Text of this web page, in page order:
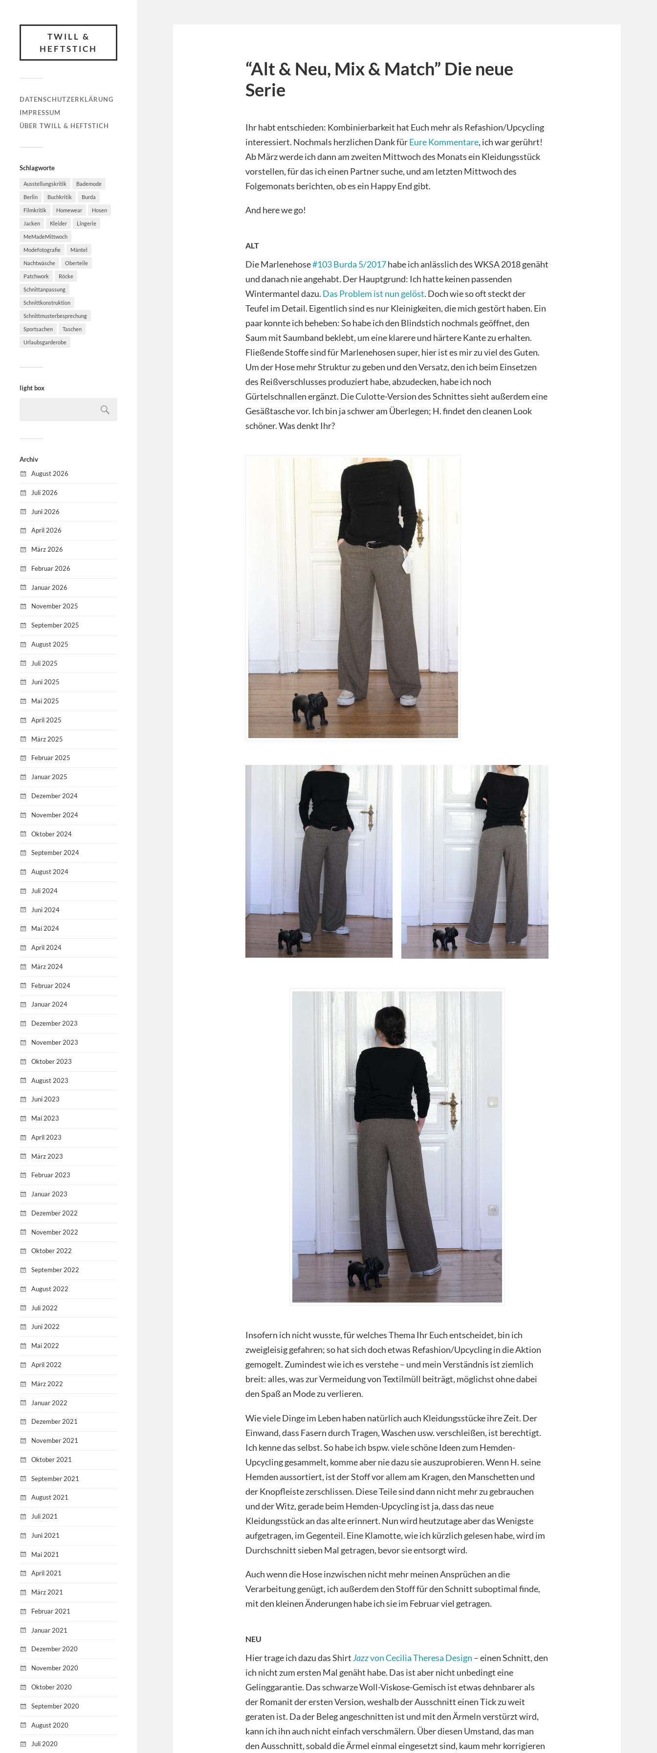
TWILL &
HEFTSTICH
DATENSCHUTZERKLÄRUNG
IMPRESSUM
ÜBER TWILL & HEFTSTICH
Schlagworte
Ausstellungskritik Bademode
Berlin Buchkritik Burda
Filmkritik Homewear Hosen
Jacken Kleider Lingerie
MeMadeMittwoch
Modefotografie Mäntel
Nachtwäsche Oberteile
Patchwork Röcke
Schnittanpassung
Schnittkonstruktion
Schnittmusterbesprechung
Sportsachen Taschen
Urlaubsgarderobe
light box
Archiv
August 2026
Juli 2026
Juni 2026
April 2026
März 2026
Februar 2026
Januar 2026
November 2025
September 2025
August 2025
Juli 2025
Juni 2025
Mai 2025
April 2025
März 2025
Februar 2025
Januar 2025
Dezember 2024
November 2024
Oktober 2024
September 2024
August 2024
Juli 2024
Juni 2024
Mai 2024
April 2024
März 2024
Februar 2024
Januar 2024
Dezember 2023
November 2023
Oktober 2023
August 2023
Juni 2023
Mai 2023
April 2023
März 2023
Februar 2023
Januar 2023
Dezember 2022
November 2022
Oktober 2022
September 2022
August 2022
Juli 2022
Juni 2022
Mai 2022
April 2022
März 2022
Januar 2022
Dezember 2021
November 2021
Oktober 2021
September 2021
August 2021
Juli 2021
Juni 2021
Mai 2021
April 2021
März 2021
Februar 2021
Januar 2021
Dezember 2020
November 2020
Oktober 2020
September 2020
August 2020
Juli 2020
“Alt & Neu, Mix & Match” Die neue
Serie
Ihr habt entschieden: Kombinierbarkeit hat Euch mehr als Refashion/Upcycling
interessiert. Nochmals herzlichen Dank fürEure Kommentare, ich war gerührt!
Ab März werde ich dann am zweiten Mittwoch des Monats ein Kleidungsstück
vorstellen, für das ich einen Partner suche, und am letzten Mittwoch des
Folgemonats berichten, ob es ein Happy End gibt.
And here we go!
ALT
Die Marlenehose#103 Burda 5/2017habe ich anlässlich des WKSA 2018 genäht
und danach nie angehabt. Der Hauptgrund: Ich hatte keinen passenden
Wintermantel dazu. Das Problem ist nun gelöst. Doch wie so oft steckt der
Teufel im Detail. Eigentlich sind es nur Kleinigkeiten, die mich gestört haben. Ein
paar konnte ich beheben: So habe ich den Blindstich nochmals geöffnet, den
Saum mit Saumband beklebt, um eine klarere und härtere Kante zu erhalten.
Fließende Stoffe sind für Marlenehosen super, hier ist es mir zu viel des Guten.
Um der Hose mehr Struktur zu geben und den Versatz, den ich beim Einsetzen
des Reißverschlusses produziert habe, abzudecken, habe ich noch
Gürtelschnallen ergänzt. Die Culotte-Version des Schnittes sieht außerdem eine
Gesäßtasche vor. Ich bin ja schwer am Überlegen; H. findet den cleanen Look
schöner. Was denkt Ihr?
Insofern ich nicht wusste, für welches Thema Ihr Euch entscheidet, bin ich
zweigleisig gefahren; so hat sich doch etwas Refashion/Upcycling in die Aktion
gemogelt. Zumindest wie ich es verstehe – und mein Verständnis ist ziemlich
breit: alles, was zur Vermeidung von Textilmüll beiträgt, möglichst ohne dabei
den Spaß an Mode zu verlieren.
Wie viele Dinge im Leben haben natürlich auch Kleidungsstücke ihre Zeit. Der
Einwand, dass Fasern durch Tragen, Waschen usw. verschleißen, ist berechtigt.
Ich kenne das selbst. So habe ich bspw. viele schöne Ideen zum Hemden-
Upcycling gesammelt, komme aber nie dazu sie auszuprobieren. Wenn H. seine
Hemden aussortiert, ist der Stoff vor allem am Kragen, den Manschetten und
der Knopfleiste zerschlissen. Diese Teile sind dann nicht mehr zu gebrauchen
und der Witz, gerade beim Hemden-Upcycling ist ja, dass das neue
Kleidungsstück an das alte erinnert. Nun wird heutzutage aber das Wenigste
aufgetragen, im Gegenteil. Eine Klamotte, wie ich kürzlich gelesen habe, wird im
Durchschnitt sieben Mal getragen, bevor sie entsorgt wird.
Auch wenn die Hose inzwischen nicht mehr meinen Ansprüchen an die
Verarbeitung genügt, ich außerdem den Stoff für den Schnitt suboptimal finde,
mit den kleinen Änderungen habe ich sie im Februar viel getragen.
NEU
Hier trage ich dazu das ShirtJazzvon Cecilia Theresa Design – einen Schnitt, den
ich nicht zum ersten Mal genäht habe. Das ist aber nicht unbedingt eine
Gelinggarantie. Das schwarze Woll-Viskose-Gemisch ist etwas dehnbarer als
der Romanit der ersten Version, weshalb der Ausschnitt einen Tick zu weit
geraten ist. Da der Beleg angeschnitten ist und mit den Ärmeln verstürzt wird,
kann ich ihn auch nicht einfach verschmälern. Über diesen Umstand, das man
den Ausschnitt, sobald die Ärmel einmal eingesetzt sind, kaum mehr korrigieren